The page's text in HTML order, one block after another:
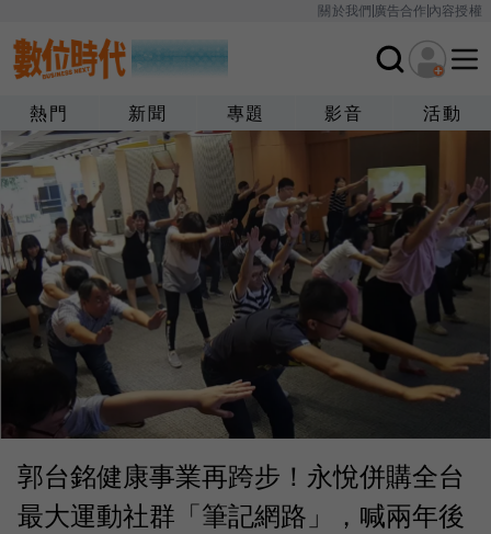
關於我們廣告合作內容授權
熱門 新聞 專題 影音 活動
郭台銘健康事業再跨步！永悅併購全台
最大運動社群「筆記網路」，喊兩年後